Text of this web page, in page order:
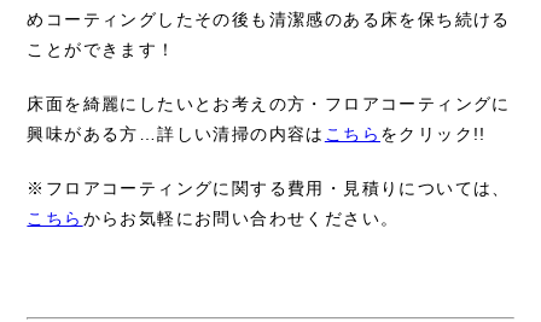
めコーティングしたその後も清潔感のある床を保ち続ける
ことができます！
床面を綺麗にしたいとお考えの方・フロアコーティングに
興味がある方…詳しい清掃の内容は こちら をクリック!!
※フロアコーティングに関する費用・見積りについては、
こちら からお気軽にお問い合わせください。